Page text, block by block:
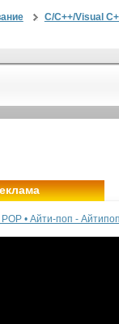
C/C++/Visual
POP • Айти-поп -